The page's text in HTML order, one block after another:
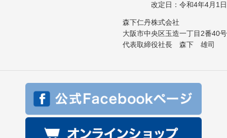
改定日：令和4年4月1日
森下仁丹株式会社
大阪市中央区玉造一丁目2番40号
代表取締役社長 森下 雄司